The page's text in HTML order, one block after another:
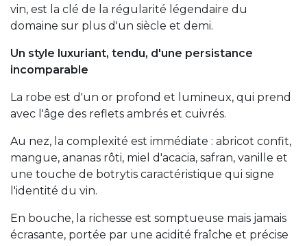
vin, est la clé de la régularité légendaire du
domaine sur plus d'un siècle et demi.
Un style luxuriant, tendu, d'une persistance
incomparable
La robe est d'un or profond et lumineux, qui prend
avec l'âge des reflets ambrés et cuivrés.
Au nez, la complexité est immédiate : abricot confit,
mangue, ananas rôti, miel d'acacia, safran, vanille et
une touche de botrytis caractéristique qui signe
l'identité du vin.
En bouche, la richesse est somptueuse mais jamais
écrasante, portée par une acidité fraîche et précise